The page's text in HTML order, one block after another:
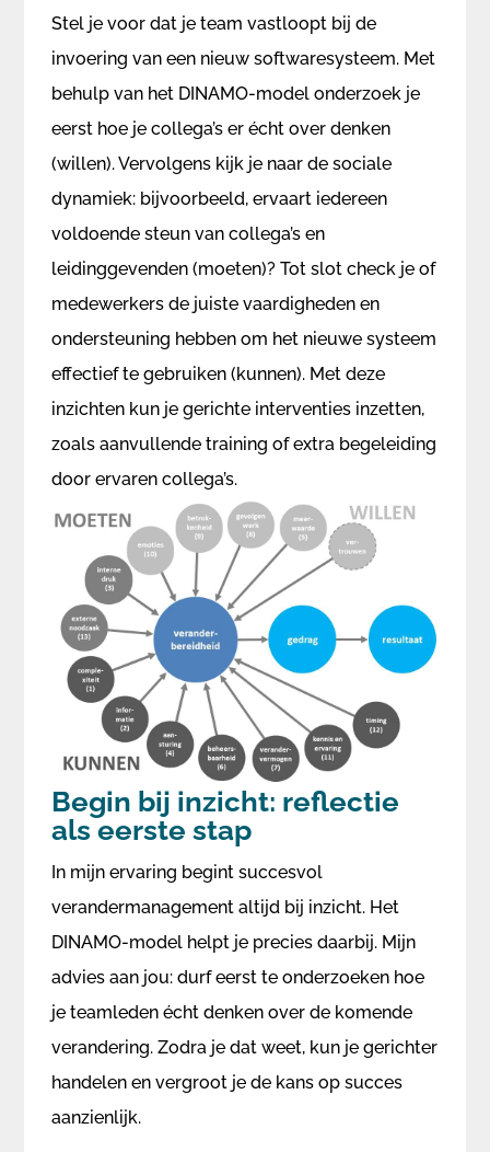
Stel je voor dat je team vastloopt bij de
invoering van een nieuw softwaresysteem. Met
behulp van het DINAMO-model onderzoek je
eerst hoe je collega’s er écht over denken
(willen). Vervolgens kijk je naar de sociale
dynamiek: bijvoorbeeld, ervaart iedereen
voldoende steun van collega’s en
leidinggevenden (moeten)? Tot slot check je of
medewerkers de juiste vaardigheden en
ondersteuning hebben om het nieuwe systeem
effectief te gebruiken (kunnen). Met deze
inzichten kun je gerichte interventies inzetten,
zoals aanvullende training of extra begeleiding
door ervaren collega’s.
Begin bij inzicht: reflectie
als eerste stap
In mijn ervaring begint succesvol
verandermanagement altijd bij inzicht. Het
DINAMO-model helpt je precies daarbij. Mijn
advies aan jou: durf eerst te onderzoeken hoe
je teamleden écht denken over de komende
verandering. Zodra je dat weet, kun je gerichter
handelen en vergroot je de kans op succes
aanzienlijk.